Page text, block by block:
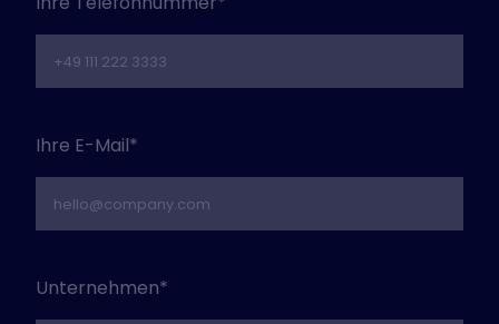
Ihre E-Mail*
Unternehmen*